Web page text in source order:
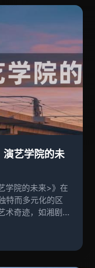
演艺学院的未
学院的未来>》在
特而多元化的区
术奇迹，如湘剧、
音乐为纽带）